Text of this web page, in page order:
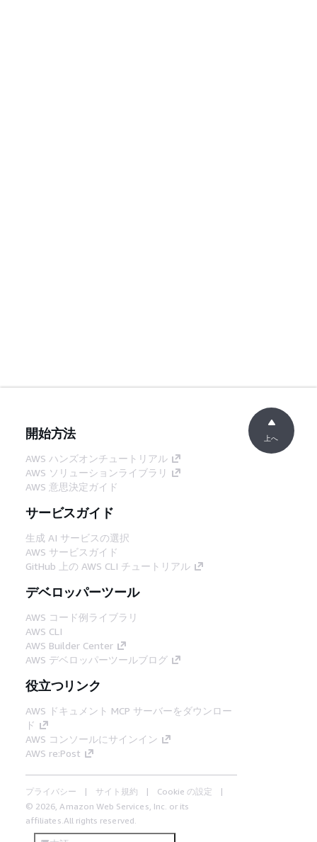
開始方法
AWS ハンズオンチュートリアル
AWS ソリューションライブラリ
AWS 意思決定ガイド
サービスガイド
生成 AI サービスの選択
AWS サービスガイド
GitHub 上の AWS CLI チュートリアル
デベロッパーツール
AWS コード例ライブラリ
AWS CLI
AWS Builder Center
AWS デベロッパーツールブログ
役立つリンク
AWS ドキュメント MCP サーバーをダウンロー
ド
AWS コンソールにサインイン
AWS re:Post
プライバシー サイト規約
Cookie の設定
© 2026, Amazon Web Services, Inc. or its
affiliates.All rights reserved.
上へ